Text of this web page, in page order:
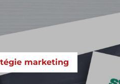
marketing